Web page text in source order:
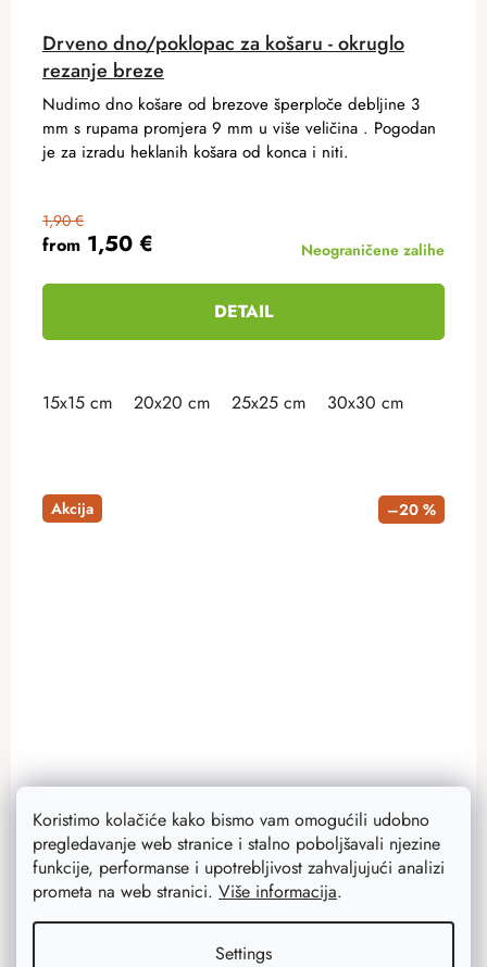
Koristimo kolačiće kako bismo vam omogućili udobno
pregledavanje web stranice i stalno poboljšavali njezine
funkcije, performanse i upotrebljivost zahvaljujući analizi
prometa na web stranici. Više informacija.
Settings
Drveno dno/poklopac za košaru - okruglo
rezanje breze
from 1,50 €
1,90 €
Neograničene zalihe
DETAIL
Nudimo dno košare od brezove šperploče debljine 3
mm s rupama promjera 9 mm u više veličina . Pogodan
je za izradu heklanih košara od konca i niti.
15x15 cm 20x20 cm 25x25 cm 30x30 cm
Akcija –20 %
Atmowood pređa 5 mm - siva
Pređa u univerzalnoj sivoj boji idealna je za izradu
heklane košare uz pomoć drvenog dna. Ima poliestersku
jezgru, 100 m namotaja, au našoj ponudi možete
pronaći i druge...